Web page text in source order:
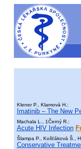
Klener P., Klamová H.:
Imatinib – The New
Machala L., 1Černý R.:
Acute HIV Infection
Šlampa P., Košťáková Š.,
Conservative